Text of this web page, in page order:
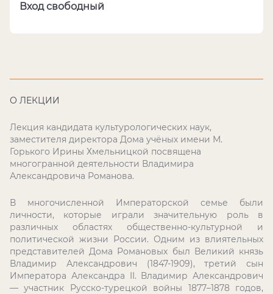
Вход свободный
О ЛЕКЦИИ
Лекция кандидата культурологических наук,
заместителя директора Дома учёных имени М.
Горького Ирины Хмельницкой посвящена
многогранной деятельности Владимира
Александровича Романова.
В многочисленной Императорской семье были
личности, которые играли значительную роль в
различных областях общественно-культурной и
политической жизни России. Одним из влиятельных
представителей Дома Романовых был Великий князь
Владимир Александрович (1847-1909), третий сын
Императора Александра II. Владимир Александрович
— участник Русско-турецкой войны 1877–1878 годов,